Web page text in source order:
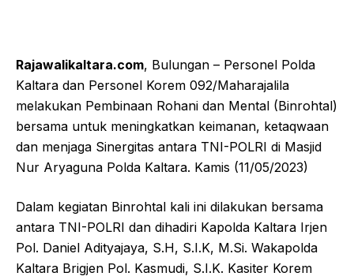
Rajawalikaltara.com, Bulungan – Personel Polda
Kaltara dan Personel Korem 092/Maharajalila
melakukan Pembinaan Rohani dan Mental (Binrohtal)
bersama untuk meningkatkan keimanan, ketaqwaan
dan menjaga Sinergitas antara TNI-POLRI di Masjid
Nur Aryaguna Polda Kaltara. Kamis (11/05/2023)
Dalam kegiatan Binrohtal kali ini dilakukan bersama
antara TNI-POLRI dan dihadiri Kapolda Kaltara Irjen
Pol. Daniel Adityajaya, S.H, S.I.K, M.Si. Wakapolda
Kaltara Brigjen Pol. Kasmudi, S.I.K. Kasiter Korem